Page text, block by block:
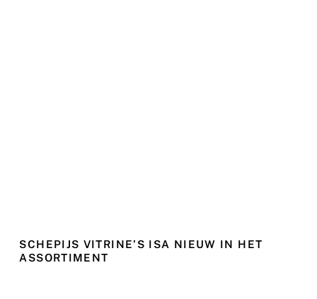
SCHEPIJS VITRINE’S ISA NIEUW IN HET
ASSORTIMENT